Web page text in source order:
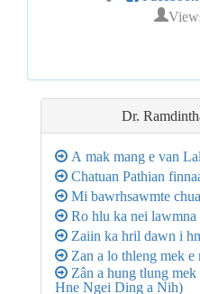
Dr.
A mak mang e van
Chatuan Pathian
Mi bawrhsawmte
Ro hlu ka nei lawmna
Zaiin ka hril dawn i
Zan a lo thleng mek
Zân a hung tlung
Hne Ngei Ding a Nih)